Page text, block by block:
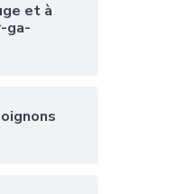
et à
ga-